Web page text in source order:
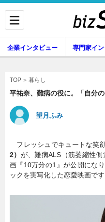
企業インタビュー
副業
グルメ
企業インタビュー 専門家イ
TOP 暮らし
平祐奈、難病の役に。「自分
望月ふみ
フレッシュでキュートな笑
2） が、難病ALS（筋萎縮性
画『10万分の1』が公開にな
ックを実写化した恋愛映画です